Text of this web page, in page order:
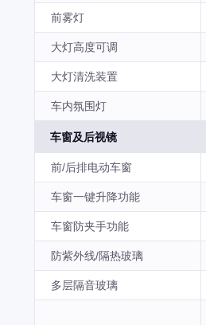
前雾灯
大灯高度可调
大灯清洗装置
车内氛围灯
车窗及后视镜
前/后排电动车窗
车窗一键升降功能
车窗防夹手功能
防紫外线/隔热玻璃
多层隔音玻璃